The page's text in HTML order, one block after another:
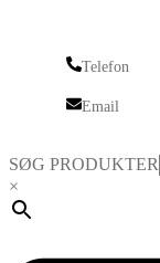
Telefon
Email
SØG PRODUKTER
×